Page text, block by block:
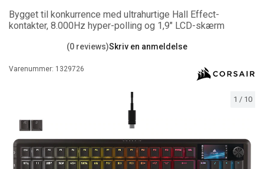
1 / 10
Bygget til konkurrence med ultrahurtige Hall Effect-
kontakter, 8.000Hz hyper-polling og 1,9" LCD-skærm
(0 reviews)Skriv en anmeldelse
Varenummer: 1329726